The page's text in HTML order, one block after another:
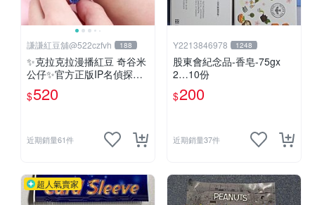
謙謙紅豆舖@522czfvh 188
✨克拉克拉漫播紅豆 奇谷米
公仔✨官方正版IP名偵探柯
南手繩共六款
$520
近期銷量61件
Y2213846978 1248
股東會紀念品-香皂-75gx
2…10份
$200
近期銷量37件
超人氣賣家